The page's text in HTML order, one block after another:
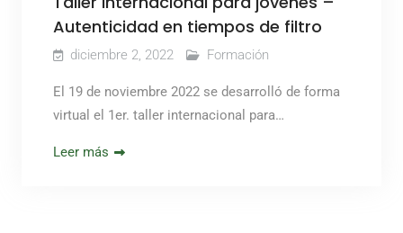
Autenticidad en tiempos de filtro
diciembre 2, 2022 Formación
El 19 de noviembre 2022 se desarrolló de forma
virtual el 1er. taller internacional para…
Leer más